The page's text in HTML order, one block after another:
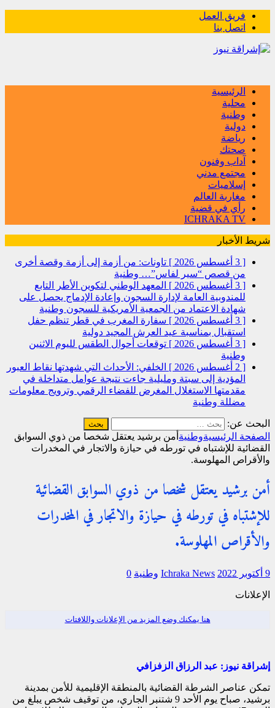
فريق العمل
اتصل بنا
الرئيسية
محلية
وطنية
دولية
رياضة
صحتك
آداب وفنون
مجتمع مدني
إسلاميات
مغاربة العالم
رأي في قضية
ICHRAKA TV
شريط الأخبار
[ 3 أغسطس 2026 ]
تاونات: من أزمة إلى أزمة وقصة أخرى
من قصص “سير لفاس”… وطنية
[ 3 أغسطس 2026 ]
المعهد الوطني لتكوين الأطر التابع
للمندوبية العامة لإدارة السجون وإعادة الإدماج يحصل على
شهادة الاعتماد من الجمعية الأمريكية للسجون وطنية
[ 3 أغسطس 2026 ]
سفارة المغرب في قطر تنظم حفل
استقبال بمناسبة عيد العرش المجيد دولية
[ 3 أغسطس 2026 ]
توقعات أحوال الطقس لليوم الاثنين
وطنية
[ 2 أغسطس 2026 ]
الخلفي: الأحداث التي شهدتها نقاط العبور
المؤدية إلى سبتة ومليلية جاءت نتيجة عوامل متداخلة في
مقدمتها الاستغلال المغرض للفضاء الرقمي وترويج معلومات
مضللة وطنية
البحث عن:
الصفحة الرئيسيةوطنية أمن برشيد يعتقل شخصا من ذوي السوابق
القضائية للإشتباه في تورطه في حيازة والاتجار في المخدرات
والأقراص المهلوسة.
أمن برشيد يعتقل شخصا من ذوي السوابق القضائية
للإشتباه في تورطه في حيازة والاتجار في المخدرات
والأقراص المهلوسة.
9 أكتوبر 2022 Ichraka News وطنية 0
الإعلانات
هنا يمكنك وضع المزيد من الإعلانات واللافتات
إشراقة نيوز: عبد الرزاق الزفزافي
تمكن عناصر الشرطة القضائية بالمنطقة الإقليمية للأمن بمدينة
برشيد، صباح يوم الأحد 9 شتنبر الجاري، من توقيف شخص يبلغ من